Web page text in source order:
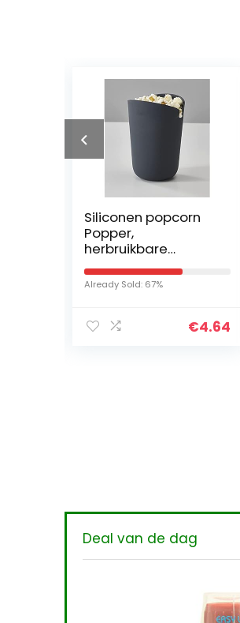
Siliconen popcorn
Popper,
herbruikbare
magnetron popcorn
popper emmer,
enkele portie
maker, gezonde…
Already Sold: 67%
€4.64
Deal van de dag